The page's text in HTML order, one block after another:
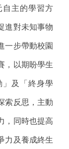
自主的學習方
進對未知事物
一步帶動校園
，以期盼學生
及「終身學
索反思，主動
，同時也提高
力及養成終生